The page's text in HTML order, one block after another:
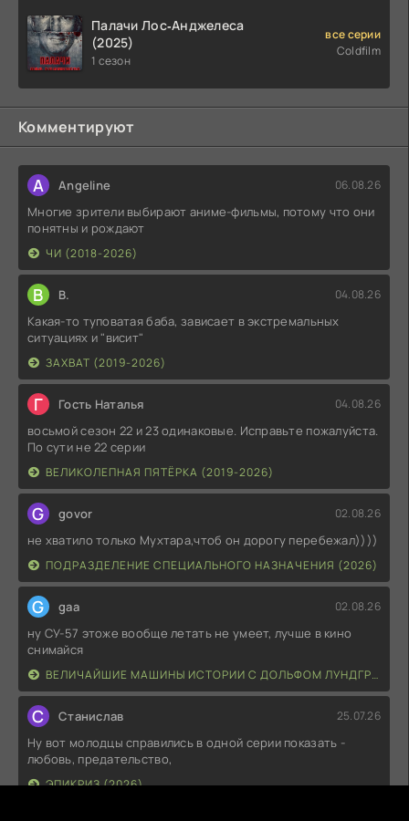
Палачи Лос‑Анджелеса
(2025)
1 сезон
все серии
Coldfilm
Комментируют
A Angeline 06.08.26
Многие зрители выбирают аниме-фильмы, потому что они
понятны и рождают
ЧИ (2018-2026)
В В. 04.08.26
Какая-то туповатая баба, зависает в экстремальных
ситуациях и "висит"
ЗАХВАТ (2019-2026)
Г Гость Наталья 04.08.26
восьмой сезон 22 и 23 одинаковые. Исправьте пожалуйста.
По сути не 22 серии
ВЕЛИКОЛЕПНАЯ ПЯТЁРКА (2019-2026)
G govor 02.08.26
не хватило только Мухтара,чтоб он дорогу перебежал))))
ПОДРАЗДЕЛЕНИЕ СПЕЦИАЛЬНОГО НАЗНАЧЕНИЯ (2026)
G gaa 02.08.26
ну СУ-57 этоже вообще летать не умеет, лучше в кино
снимайся
ВЕЛИЧАЙШИЕ МАШИНЫ ИСТОРИИ С ДОЛЬФОМ ЛУНДГРЕНОМ (2026)
С Станислав 25.07.26
Ну вот молодцы справились в одной серии показать -
любовь, предательство,
ЭПИКРИЗ (2026)